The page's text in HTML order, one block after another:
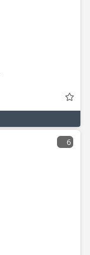
6